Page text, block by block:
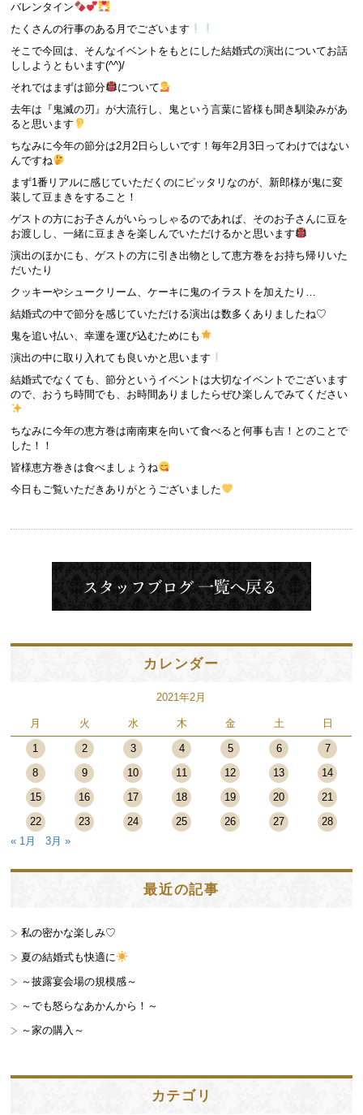
バレンタイン
たくさんの行事のある月でございます
そこで今回は、そんなイベントをもとにした結婚式の演出についてお話
ししようともいます(^^)/
それではまずは節分
について
去年は『鬼滅の刃』が大流行し、鬼という言葉に皆様も聞き馴染みがあ
ると思います
ちなみに今年の節分は2月2日らしいです！毎年2月3日ってわけではない
んですね
まず1番リアルに感じていただくのにピッタリなのが、新郎様が鬼に変
装して豆まきをすること！
ゲストの方にお子さんがいらっしゃるのであれば、そのお子さんに豆を
お渡しし、一緒に豆まきを楽しんでいただけるかと思います
演出のほかにも、ゲストの方に引き出物として恵方巻をお持ち帰りいた
だいたり
クッキーやシュークリーム、ケーキに鬼のイラストを加えたり…
結婚式の中で節分を感じていただける演出は数多くありましたね♡
鬼を追い払い、幸運を運び込むためにも
演出の中に取り入れても良いかと思います
結婚式でなくても、節分というイベントは大切なイベントでございます
ので、おうち時間でも、お時間ありましたらぜひ楽しんでみてください
ちなみに今年の恵方巻は南南東を向いて食べると何事も吉！とのことで
した！！
皆様恵方巻きは食べましょうね
今日もご覧いただきありがとうございました
カレンダー
2021年2月
月 火 水 木 金 土 日
1 2 3 4 5 6
7
8
9 10 11 12 13
14
15
16 17 18 19 20
21
22
23 24 25 26 27
28
« 1月
3月 »
最近の記事
私の密かな楽しみ♡
夏の結婚式も快適に
～披露宴会場の規模感～
～でも怒らなあかんから！～
～家の購入～
カテゴリ